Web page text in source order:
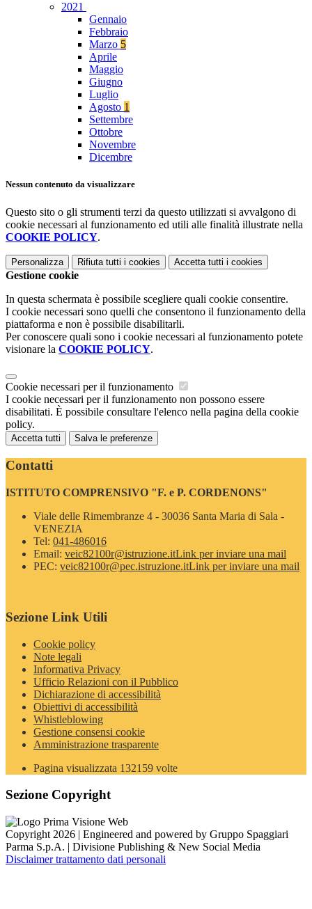
2021
Gennaio
Febbraio
Marzo 5
Aprile
Maggio
Giugno
Luglio
Agosto 1
Settembre
Ottobre
Novembre
Dicembre
Nessun contenuto da visualizzare
Questo sito o gli strumenti terzi da questo utilizzati si avvalgono di
cookie necessari al funzionamento ed utili alle finalità illustrate nella
COOKIE POLICY.
Personalizza Rifiuta tutti i cookies Accetta tutti i cookies
Gestione cookie
In questa schermata è possibile scegliere quali cookie consentire.
I cookie necessari sono quelli che consentono il funzionamento della
piattaforma e non è possibile disabilitarli.
Per conoscere quali sono i cookie necessari al funzionamento potete
visionare la COOKIE POLICY.
Cookie necessari per il funzionamento
I cookie necessari per il funzionamento non possono essere
disabilitati. È possibile consultare l'elenco nella pagina della cookie
policy.
Accetta tutti Salva le preferenze
Contatti
ISTITUTO COMPRENSIVO "F. e P. CORDENONS"
Viale delle Rimembranze 4 - 30036 Santa Maria di Sala -
VENEZIA
Tel: 041-486016
Email: veic82100r@istruzione.itLink per inviare una mail
PEC: veic82100r@pec.istruzione.itLink per inviare una mail
Sezione Link Utili
Cookie policy
Note legali
Informativa Privacy
Ufficio Relazioni con il Pubblico
Dichiarazione di accessibilità
Obiettivi di accessibilità
Whistleblowing
Gestione consensi cookie
Amministrazione trasparente
Pagina visualizzata 132159 volte
Sezione Copyright
Copyright 2026 | Engineered and powered by Gruppo Spaggiari
Parma S.p.A. | Divisione Publishing & New Social Media
Disclaimer trattamento dati personali